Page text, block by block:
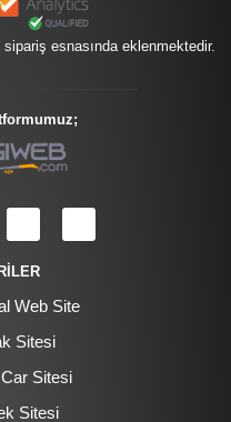
esnasında eklenmektedir.
Web Site
Sitesi
Sitesi
Sitesi